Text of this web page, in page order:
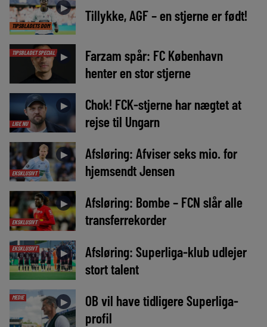
TIPSBLADETS DOM
► Tillykke, AGF – en stjerne er født!
TIPSBLADET SPECIAL ►
Farzam spår: FC København
henter en stor stjerne
LIGE NU
►
Chok! FCK-stjerne har nægtet at
rejse til Ungarn
EKSKLUSIVT
►
Afsløring: Afviser seks mio. for
hjemsendt Jensen
EKSKLUSIVT
►
Afsløring: Bombe – FCN slår alle
transferrekorder
EKSKLUSIVT ►
Afsløring: Superliga-klub udlejer
stort talent
MEDIE ►
OB vil have tidligere Superliga-
profil